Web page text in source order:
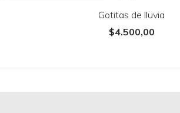
Gotitas de lluvia
$4.500,00